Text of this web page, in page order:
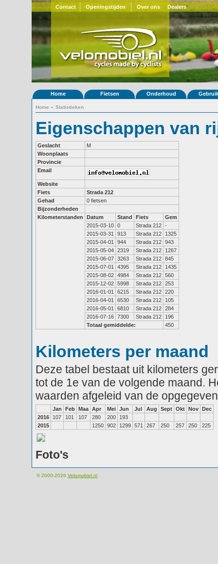
Contact Openingstijden Over ons Dealers
Home Fietsen Onderhoud
Home » Statistieken
Eigenschappen van
Geslacht
M
Woonplaats
Provincie
Email
Website
Fiets
Strada 212
Gehad
0 fietsen
Bijzonderheden
Kilometerstanden
Datum Stand Fiets
Gem
2015-03-10 0 Strada 212 -
2015-03-31
913 Strada 212
1325
2015-04-01
944 Strada 212 943
2015-05-04 2319 Strada 212
1267
2015-06-07 3263 Strada 212 845
2015-07-01
4395 Strada 212
1435
2015-08-02 4984 Strada 212 560
2015-12-02 5998 Strada 212 253
2016-01-01
6215 Strada 212 220
2016-04-01
6530 Strada 212
105
2016-05-01
6810 Strada 212 284
2016-07-16 7300 Strada 212
196
Totaal gemiddelde:
450
Kilometers per maand
Deze tabel bestaat uit kilometers
tot de 1e van de volgende maand.
waarden afgeleid van de
Jan Feb Maa Apr Mei Jun Jul Aug Sept Okt Nov Dec
2016
107 101 107 280 200
193
2015
1250 902 1299 571 267 250 257 250 225
Foto's
© 2000-2026 Velomobiel.nl